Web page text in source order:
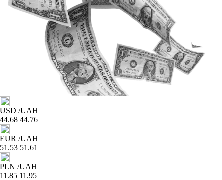
USD /UAH
44.68 44.76
EUR /UAH
51.53 51.61
PLN /UAH
11.85 11.95